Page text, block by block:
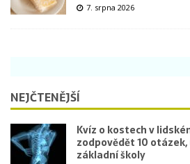
7. srpna 2026
NEJČTENĚJŠÍ
Kvíz o kostech v
zodpovědět 10 otázek,
základní školy